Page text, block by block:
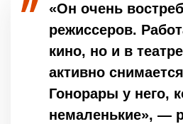
«Он очень
режиссеров.
кино, но и в
активно
Гонорары у него,
немаленькие», —